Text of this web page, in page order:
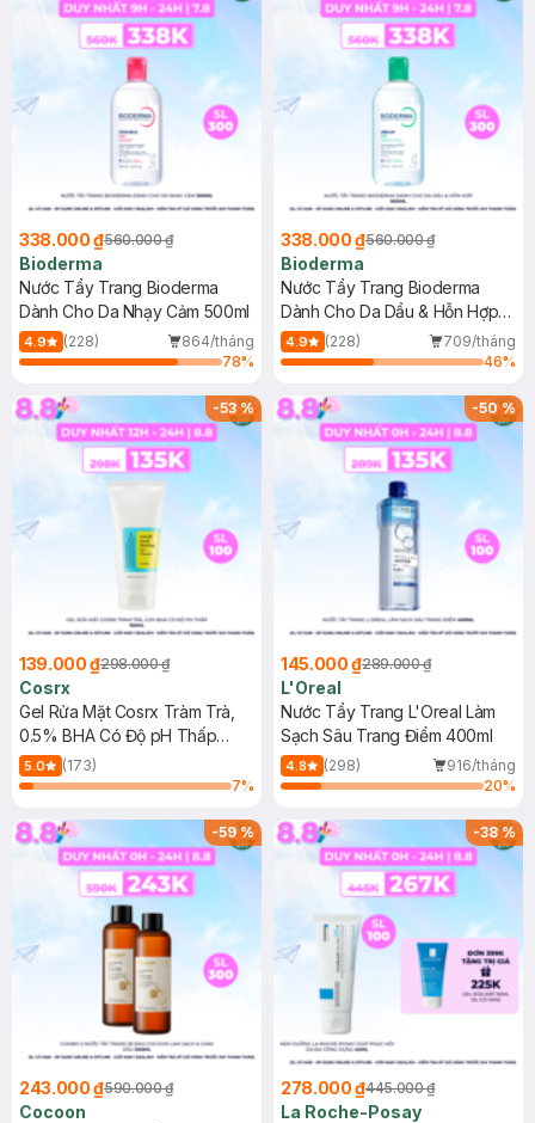
338.000 ₫560.000 ₫
Bioderma
Nước Tẩy Trang Bioderma
Dành Cho Da Nhạy Cảm 500ml
4.9 (228)
864/tháng
78%
338.000 ₫560.000 ₫
Bioderma
Nước Tẩy Trang Bioderma
Dành Cho Da Dầu & Hỗn Hợp
500ml
4.9 (228)
709/tháng
46%
-53%
139.000 ₫298.000 ₫
Cosrx
Gel Rửa Mặt Cosrx Tràm Trà,
0.5% BHA Có Độ pH Thấp
150ml
5.0
(173)
7%
-50%
145.000 ₫289.000 ₫
L'Oreal
Nước Tẩy Trang L'Oreal Làm
Sạch Sâu Trang Điểm 400ml
4.8 (298)
916/tháng
20%
-59%
243.000 ₫590.000 ₫
Cocoon
-38%
278.000 ₫445.000 ₫
La Roche-Posay